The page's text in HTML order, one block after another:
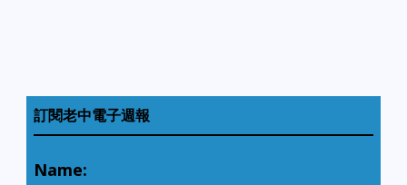
訂閱老中電子週報
Name: